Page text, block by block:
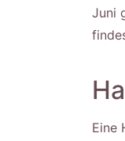
Juni
Eine